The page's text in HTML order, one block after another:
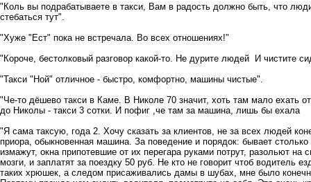
"Коль вы подрабатываете в такси, Вам в радость должно быть, что
стебаться тут".
"Хуже "Ест" пока не встречала. Во всех отношениях!"
"Короче, бестолковый разговор какой-то. Не дурите людей И чистите
"Такси "Ной" отличное - быстро, комфортно, машины чистые".
"Че-то дёшево такси в Каме. В Николе 70 значит, хоть там мало ехать
до Николы - такси 3 сотки. И пофиг ,че там за машина, лишь бы ехала
"Я сама таксую, года 2. Хочу сказать за клиентов, не за всех людей
приора, обыкновенная машина. За поведение и порядок: бывает
измажут, окна припотевшие от их перегара руками потрут, разольют
мозги, и заплатят за поездку 50 руб. Не кто не говорит чтоб водитель
таких хрюшек, а следом присаживались дамы в шубах, мне было